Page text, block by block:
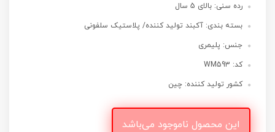
رده سنی: بالای 5 سال
بسته بندی: آکبند تولید کننده/ پلاستیک سلفونی
جنس: پلیمری
کد: WM593
کشور تولید کننده: چین
این محصول ناموجود می‌باشد